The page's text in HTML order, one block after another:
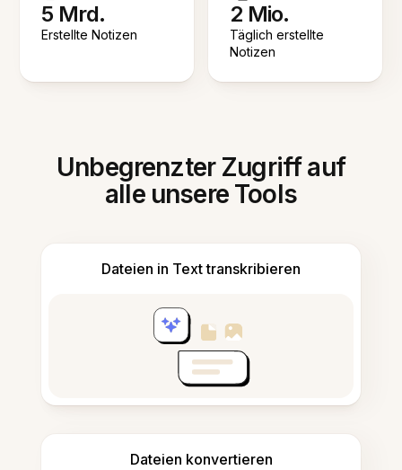
5 Mrd.
Erstellte Notizen
2 Mio.
Täglich erstellte
Notizen
Unbegrenzter Zugriff auf
alle unsere Tools
Dateien in Text transkribieren
Dateien konvertieren